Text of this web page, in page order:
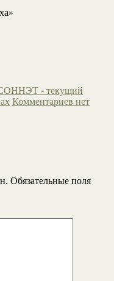
- текущий
Комментариев нет
Обязательные поля